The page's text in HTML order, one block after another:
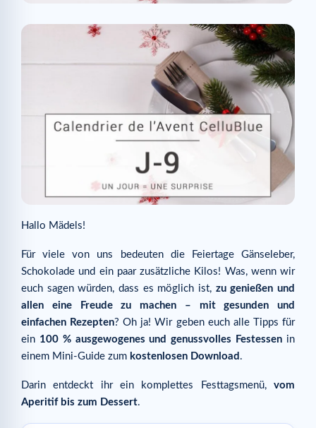
Hallo Mädels!
Für viele von uns bedeuten die Feiertage Gänseleber,
Schokolade und ein paar zusätzliche Kilos! Was, wenn wir
euch sagen würden, dass es möglich ist, zu genießen und
allen eine Freude zu machen – mit gesunden und
einfachen Rezepten? Oh ja! Wir geben euch alle Tipps für
ein 100 % ausgewogenes und genussvolles Festessen in
einem Mini-Guide zum kostenlosen Download .
Darin entdeckt ihr ein komplettes Festtagsmenü, vom
Aperitif bis zum Dessert.